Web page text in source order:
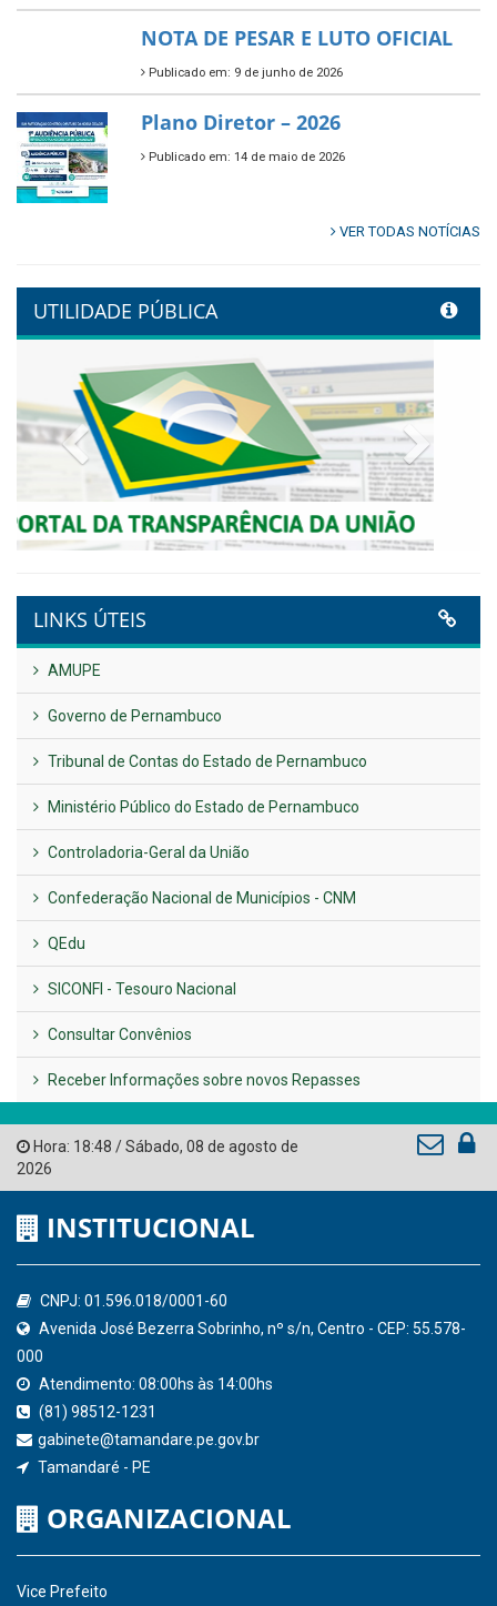
🌳🌱 Projeto Arborização Urbana!
Publicado em: 9 de junho de 2026
🌿🚤 Semana Mundial do Meio
Ambiente em Tamandaré
alinhamento estratégico do
Conecta+ Tamandaré.
NOTA DE PESAR E LUTO OFICIAL
Publicado em: 9 de junho de 2026
Plano Diretor – 2026
Publicado em: 14 de maio de 2026
VER TODAS NOTÍCIAS
UTILIDADE PÚBLICA
Previous
LINKS ÚTEIS
AMUPE
Governo de Pernambuco
Tribunal de Contas do Estado de Pernambuco
Ministério Público do Estado de Pernambuco
Controladoria-Geral da União
Confederação Nacional de Municípios - CNM
QEdu
Consultar Convênios
Receber Informações sobre novos Repasses
Hora:18:48/ Sábado, 08 de agosto de
2026
INSTITUCIONAL